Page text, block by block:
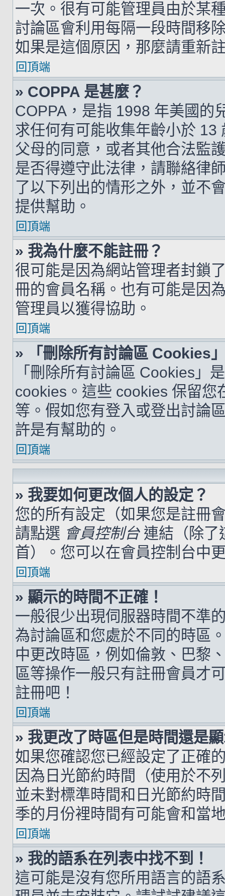
一次。很有可能管理員由於某
討論區會利用每隔一段時間移
如果是這個原因，那麼請重新
回頂端
» COPPA 是甚麼？
COPPA，是指 1998 年美國的
求任何有可能收集年齡小於 13
父母的同意，或者其他合法監
是否得遵守此法律，請聯絡律
了以下列出的情形之外，並不
提供幫助。
回頂端
» 我為什麼不能註冊？
很可能是因為網站管理者封鎖
冊的會員名稱。也有可能是因
管理員以獲得協助。
回頂端
» 「刪除所有討論區 Cookies
「刪除所有討論區 Cookies」
cookies。這些 cookies 保留您
等。假如您有登入或登出討論
許是有幫助的。
回頂端
» 我要如何更改個人的設定？
您的所有設定（如果您是註冊
請點選 會員控制台連結（除了
首）。您可以在會員控制台中
回頂端
» 顯示的時間不正確！
一般很少出現伺服器時間不準
為討論區和您處於不同的時區
中更改時區，例如倫敦、巴黎
區等操作一般只有註冊會員才
註冊吧！
回頂端
» 我更改了時區但是時間還是
如果您確認您已經設定了正確
因為日光節約時間（使用於不
並未對標準時間和日光節約時
季的月份裡時間有可能會和當
回頂端
» 我的語系在列表中找不到！
這可能是沒有您所用語言的語